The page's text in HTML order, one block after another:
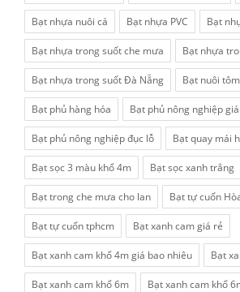
Bạt nhựa nuôi cá Bạt nhựa PVC Bạt
Bạt nhựa trong suốt che mưa Bạt nhựa
Bạt nhựa trong suốt Đà Nẵng Bạt nuôi
Bạt phủ hàng hóa Bạt phủ nông nghiệp
Bạt phủ nông nghiệp đục lỗ Bạt quay mái
Bạt sọc 3 màu khổ 4m Bạt sọc xanh trắng
Bạt trong che mưa cho lan Bạt tự cuốn
Bạt tự cuốn tphcm Bạt xanh cam giá rẻ
Bạt xanh cam khổ 4m giá bao nhiêu Bạt
Bạt xanh cam khổ 6m Bạt xanh cam khổ